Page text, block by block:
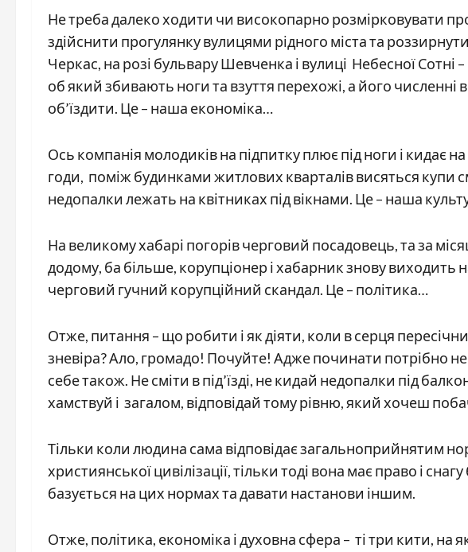
Не треба далеко ходити чи високопарно розмірковувати
здійснити прогулянку вулицями рідного міста та
Черкас, на розі бульвару Шевченка і вулиці Небесної Сотні
об який збивають ноги та взуття перехожі, а його численні
об’їздити. Це – наша економіка…
Ось компанія молодиків на підпитку плює під ноги і кидає
годи, поміж будинками житлових кварталів висяться купи
недопалки лежать на квітниках під вікнами. Це – наша
На великому хабарі погорів черговий посадовець, та за
додому, ба більше, корупціонер і хабарник знову виходить
черговий гучний корупційний скандал. Це – політика…
Отже, питання – що робити і як діяти, коли в серця
зневіра? Ало, громадо! Почуйте! Адже починати потрібно не
себе також. Не сміти в під’їзді, не кидай недопалки під
хамствуй і загалом, відповідай тому рівню, який хочеш
Тільки коли людина сама відповідає загальноприйнятим
християнської цивілізації, тільки тоді вона має право і
базується на цих нормах та давати настанови іншим.
Отже, політика, економіка і духовна сфера – ті три кити, на